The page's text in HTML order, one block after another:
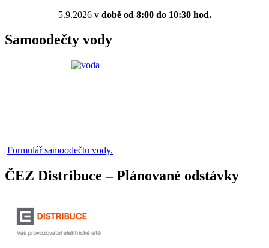
5.9.2026 vdobě od 8:00 do 10:30 hod.
Samoodečty vody
Formulář samoodečtu vody.
ČEZ Distribuce – Plánované odstávky